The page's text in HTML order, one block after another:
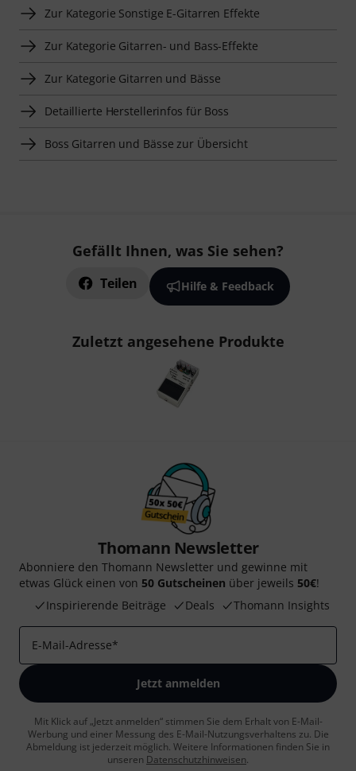
Zur Kategorie Sonstige E-Gitarren Effekte
Zur Kategorie Gitarren- und Bass-Effekte
Zur Kategorie Gitarren und Bässe
Detaillierte Herstellerinfos für Boss
Boss Gitarren und Bässe zur Übersicht
Gefällt Ihnen, was Sie sehen?
Teilen Hilfe & Feedback
Zuletzt angesehene Produkte
Thomann Newsletter
Abonniere den Thomann Newsletter und gewinne mit
etwas Glück einen von 50 Gutscheinen über jeweils 50€!
Inspirierende Beiträge
Deals Thomann Insights
E-Mail-Adresse*
Jetzt anmelden
Mit Klick auf „Jetzt anmelden“ stimmen Sie dem Erhalt von E-Mail-
Werbung und einer Messung des E-Mail-Nutzungsverhaltens zu. Die
Abmeldung ist jederzeit möglich. Weitere Informationen finden Sie in
unseren Datenschutzhinweisen.